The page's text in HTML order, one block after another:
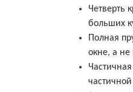
Четверть
больших
Полная
окне, а